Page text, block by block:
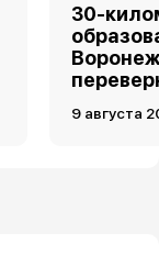
30-
9 августа